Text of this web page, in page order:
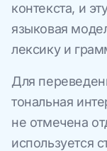
контекста, и
языковая
лексику и
Для
тональная
не отмечена
используется